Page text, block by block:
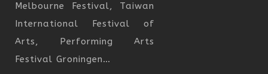
Melbourne Festival, Taiwan
International Festival of
Arts, Performing Arts
Festival Groningen…